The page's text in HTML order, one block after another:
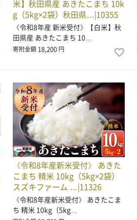
米】秋田県産 あきたこまち 10k
g（5kg×2袋）秋田県…|10355
《令和8年産 新米受付》【白米】秋
田県産 あきたこまち 10…
寄附金額 18,200 円
《令和8年産新米受付》 あきた
こまち 精米 10kg（5kg×2袋）
スズキファーム …|11326
《令和8年産新米受付》 あきたこま
ち 精米 10kg（5kg…